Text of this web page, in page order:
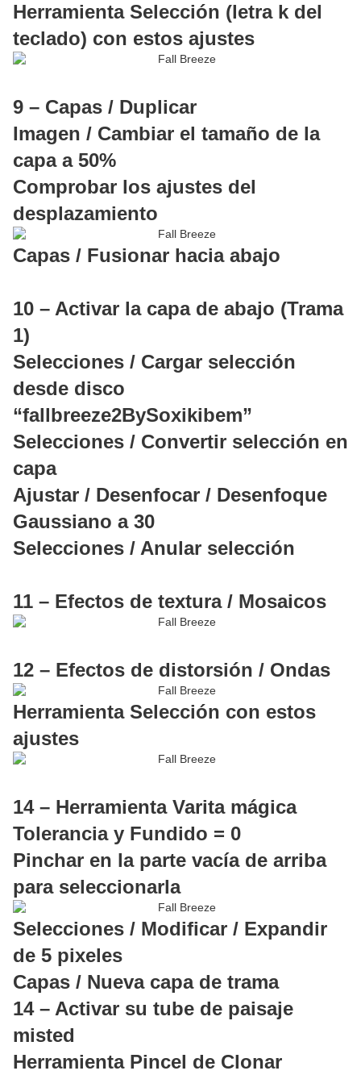
Herramienta Selección (letra k del
teclado) con estos ajustes
9 – Capas / Duplicar
Imagen / Cambiar el tamaño de la
capa a 50%
Comprobar los ajustes del
desplazamiento
Capas / Fusionar hacia abajo
10 – Activar la capa de abajo (Trama
1)
Selecciones / Cargar selección
desde disco
“fallbreeze2BySoxikibem”
Selecciones / Convertir selección en
capa
Ajustar / Desenfocar / Desenfoque
Gaussiano a 30
Selecciones / Anular selección
11 – Efectos de textura / Mosaicos
12 – Efectos de distorsión / Ondas
Herramienta Selección con estos
ajustes
14 – Herramienta Varita mágica
Tolerancia y Fundido = 0
Pinchar en la parte vacía de arriba
para seleccionarla
Selecciones / Modificar / Expandir
de 5 pixeles
Capas / Nueva capa de trama
14 – Activar su tube de paisaje
misted
Herramienta Pincel de Clonar